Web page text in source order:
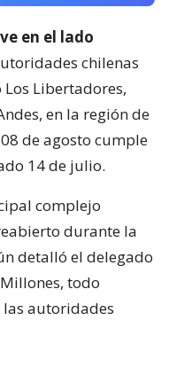
en el lado
chilenas
Libertadores,
en la región de
de agosto cumple
14 de julio.
complejo
durante la
detalló el delegado
todo
las autoridades